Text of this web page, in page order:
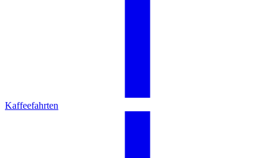
Kaffeefahrten